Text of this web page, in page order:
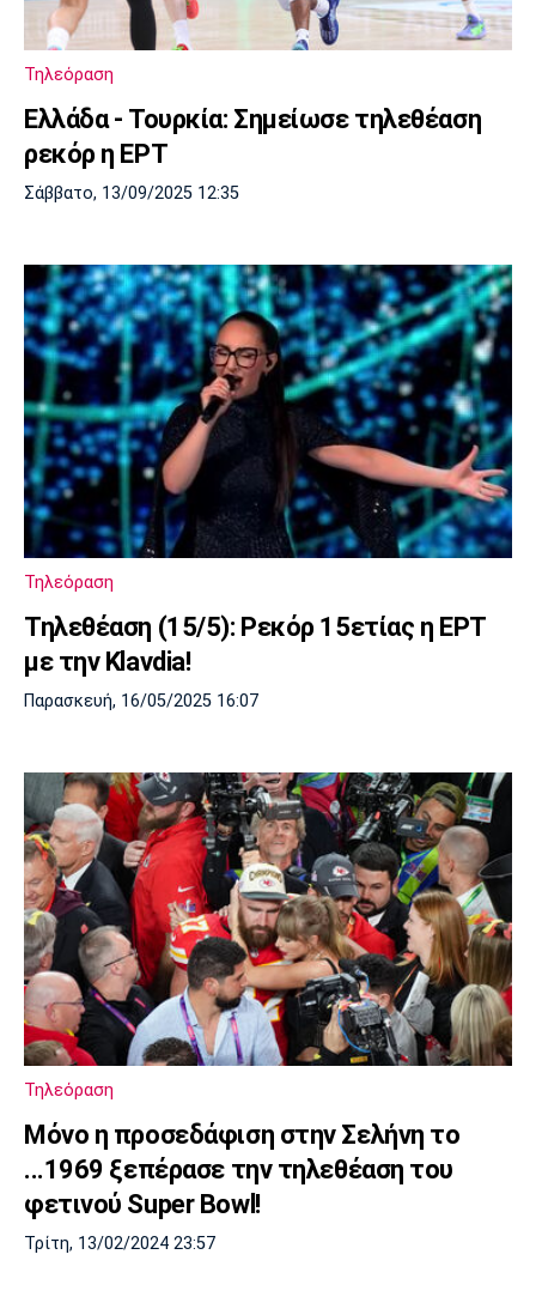
Λίβερπουλ
Μάντσεστερ
Γιουβέντους
Ίντερ
Μπορούσια
Ντόρτμουντ
Παρί Σεν
Ζερμέν
Μαρσέιγ
Μονακό
Ερυθρός
Τότεναμ
Τηλεόραση
Ελλάδα - Τουρκία: Σημείωσε τηλεθέαση
ρεκόρ η ΕΡΤ
Σάββατο, 13/09/2025 12:35
Τηλεόραση
Τηλεθέαση (15/5): Ρεκόρ 15ετίας η ΕΡΤ
με την Klavdia!
Παρασκευή, 16/05/2025 16:07
Τηλεόραση
Mόνο η προσεδάφιση στην Σελήνη το
...1969 ξεπέρασε την τηλεθέαση του
φετινού Super Bowl!
Τρίτη, 13/02/2024 23:57